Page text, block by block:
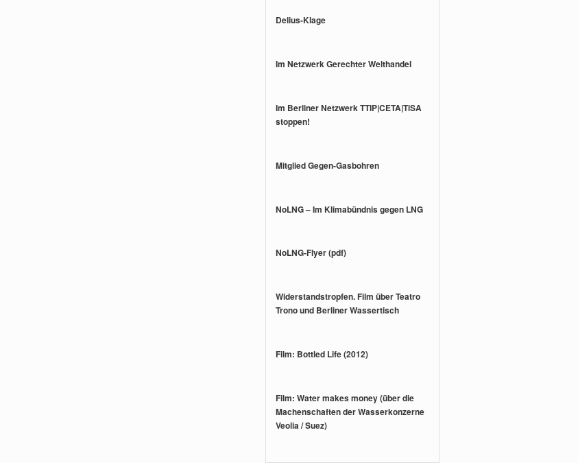
Delius-Klage
Im Netzwerk Gerechter Welthandel
Im Berliner Netzwerk TTIP|CETA|TiSA
stoppen!
Mitglied Gegen-Gasbohren
NoLNG – Im Klimabündnis gegen LNG
NoLNG-Flyer (pdf)
Widerstandstropfen. Film über Teatro
Trono und Berliner Wassertisch
Film: Bottled Life (2012)
Film: Water makes money (über die
Machenschaften der Wasserkonzerne
Veolia / Suez)